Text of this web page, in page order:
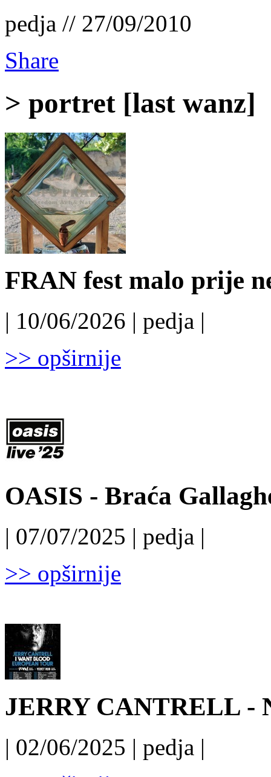
pedja // 27/09/2010
Share
> portret [last wanz]
FRAN fest malo prije
| 10/06/2026 | pedja |
>> opširnije
OASIS - Braća
| 07/07/2025 | pedja |
>> opširnije
JERRY CANTRELL -
| 02/06/2025 | pedja |